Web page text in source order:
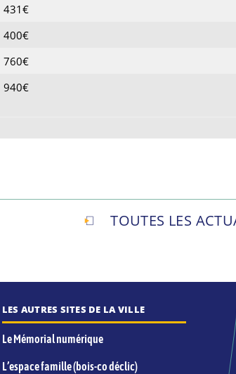
431€
400€
760€
940€
TOUTES LES
LES AUTRES SITES DE LA VILLE
Le Mémorial numérique
L’espace famille (bois-co déclic)